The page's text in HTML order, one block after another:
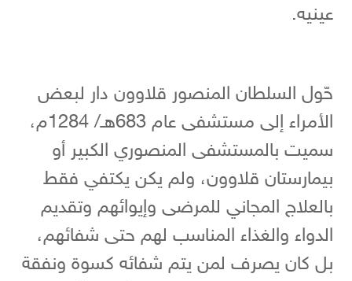
عينيه.
حّول السلطان المنصور قلاوون دار لبعض
الأمراء إلى مستشفى عام 683هـ/ 1284م،
سميت بالمستشفى المنصوري الكبير أو
بيمارستان قلاوون، ولم يكن يكتفي فقط
بالعلاج المجاني للمرضى وإيوائهم وتقديم
الدواء والغذاء المناسب لهم حتى شفائهم،
بل كان يصرف لمن يتم شفائه كسوة ونفقة